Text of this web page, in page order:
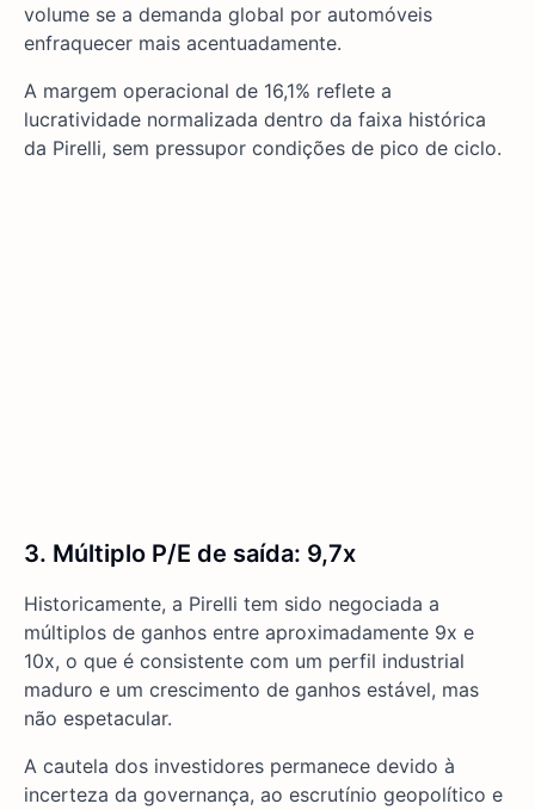
volume se a demanda global por automóveis
enfraquecer mais acentuadamente.
A margem operacional de 16,1% reflete a
lucratividade normalizada dentro da faixa histórica
da Pirelli, sem pressupor condições de pico de ciclo.
3. Múltiplo P/E de saída: 9,7x
Historicamente, a Pirelli tem sido negociada a
múltiplos de ganhos entre aproximadamente 9x e
10x, o que é consistente com um perfil industrial
maduro e um crescimento de ganhos estável, mas
não espetacular.
A cautela dos investidores permanece devido à
incerteza da governança, ao escrutínio geopolítico e